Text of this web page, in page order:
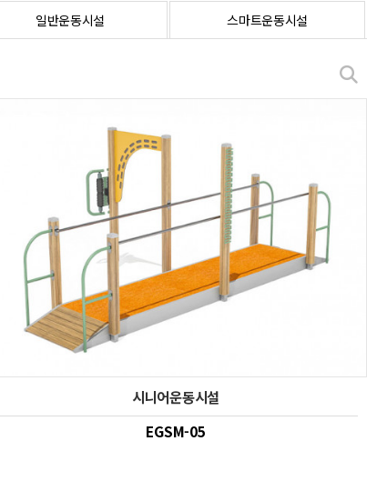
일반운동시설 스마트운동시설
시니어운동시설
EGSM-05